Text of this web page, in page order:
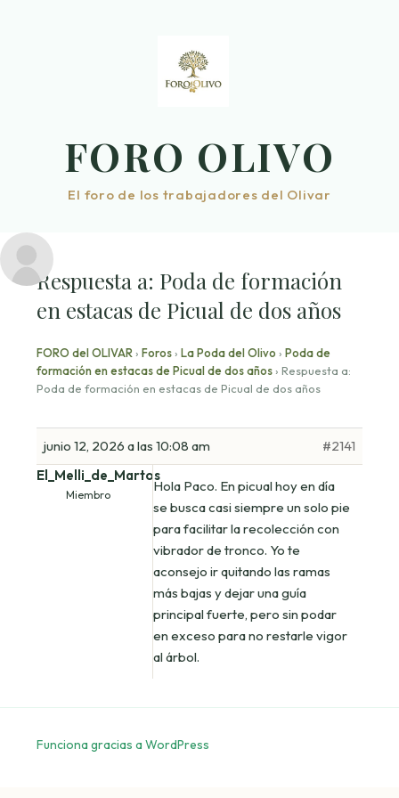
FORO OLIVO
El foro de los trabajadores del Olivar
Respuesta a: Poda de formación
en estacas de Picual de dos años
FORO del OLIVAR › Foros › La Poda del Olivo › Poda de
formación en estacas de Picual de dos años › Respuesta a:
Poda de formación en estacas de Picual de dos años
junio 12, 2026 a las 10:08 am
#2141
El_Melli_de_Martos
Miembro
Hola Paco. En picual hoy en día
se busca casi siempre un solo pie
para facilitar la recolección con
vibrador de tronco. Yo te
aconsejo ir quitando las ramas
más bajas y dejar una guía
principal fuerte, pero sin podar
en exceso para no restarle vigor
al árbol.
Funciona gracias a WordPress